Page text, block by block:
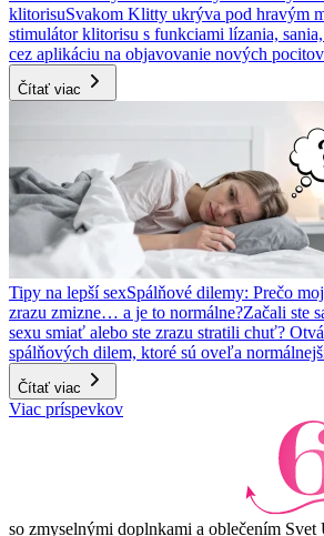
klitorisuSvakom Klitty ukrýva pod hravým
stimulátor klitorisu s funkciami lízania,
cez aplikáciu na objavovanie nových
Čítať viac
Tipy na lepší sexSpálňové dilemy: Prečo
zrazu zmizne… a je to normálne?Začali ste
sexu smiať alebo ste zrazu stratili chuť?
spálňových dilem, ktoré sú oveľa
Čítať viac
Viac príspevkov
so zmyselnými doplnkami a oblečením